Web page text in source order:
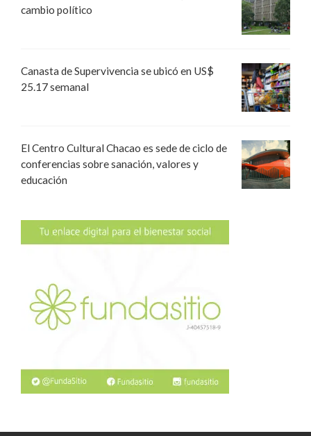
cambio político
Canasta de Supervivencia se ubicó en US$
25.17 semanal
El Centro Cultural Chacao es sede de ciclo de
conferencias sobre sanación, valores y
educación